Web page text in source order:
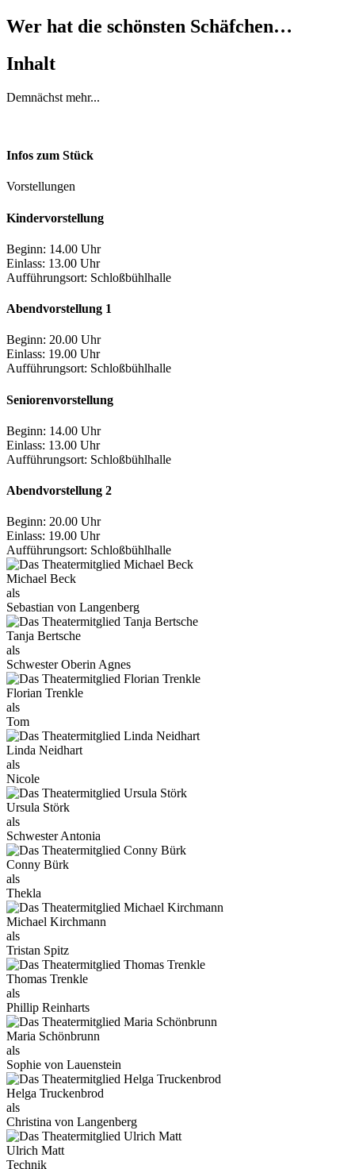
Wer hat die schönsten Schäfchen…
Inhalt
Demnächst mehr...
Infos zum Stück
Vorstellungen
Kindervorstellung
Beginn: 14.00 Uhr
Einlass: 13.00 Uhr
Aufführungsort: Schloßbühlhalle
Abendvorstellung 1
Beginn: 20.00 Uhr
Einlass: 19.00 Uhr
Aufführungsort: Schloßbühlhalle
Seniorenvorstellung
Beginn: 14.00 Uhr
Einlass: 13.00 Uhr
Aufführungsort: Schloßbühlhalle
Abendvorstellung 2
Beginn: 20.00 Uhr
Einlass: 19.00 Uhr
Aufführungsort: Schloßbühlhalle
Michael Beck
als
Sebastian von Langenberg
Tanja Bertsche
als
Schwester Oberin Agnes
Florian Trenkle
als
Tom
Linda Neidhart
als
Nicole
Ursula Störk
als
Schwester Antonia
Conny Bürk
als
Thekla
Michael Kirchmann
als
Tristan Spitz
Thomas Trenkle
als
Phillip Reinharts
Maria Schönbrunn
als
Sophie von Lauenstein
Helga Truckenbrod
als
Christina von Langenberg
Ulrich Matt
Technik